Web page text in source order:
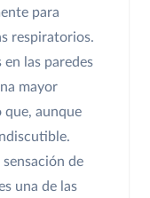
para
respiratorios.
en las paredes
mayor
que, aunque
de
una de las